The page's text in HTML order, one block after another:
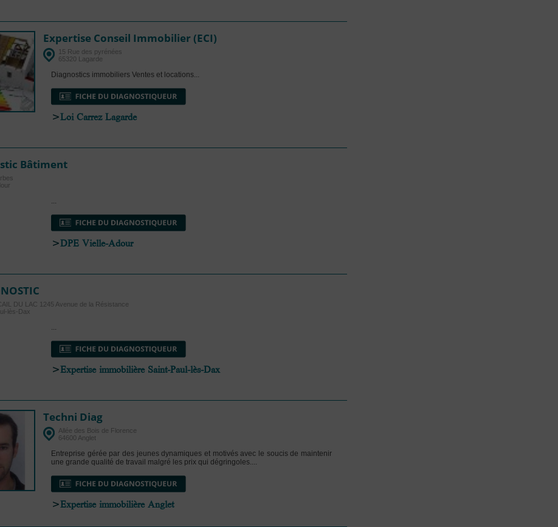
Expertise Conseil Immobilier (ECI)
15 Rue des pyrénées
65320 Lagarde
Diagnostics immobiliers Ventes et locations...
>Loi Carrez Lagarde
Bâtiment
...
>DPE Vielle-Adour
DU LAC 1245 Avenue de la Résistance
lès-Dax
...
>Expertise immobilière Saint-Paul-lès-Dax
Techni Diag
Allée des Bois de Florence
64600 Anglet
Entreprise gérée par des jeunes dynamiques et motivés avec le soucis de maintenir
une grande qualité de travail malgré les prix qui dégringoles....
>Expertise immobilière Anglet